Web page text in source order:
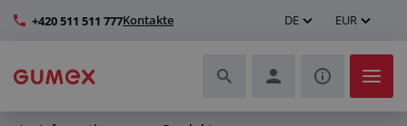
+420 511 511 777Kontakte DE EUR